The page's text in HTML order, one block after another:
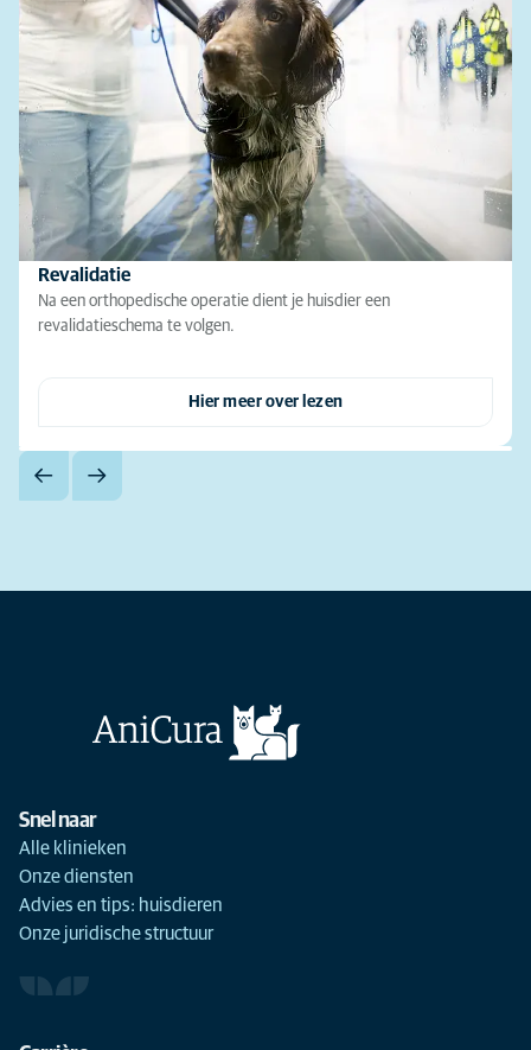
Revalidatie
Na een orthopedische operatie dient je huisdier een
revalidatieschema te volgen.
Hier meer over lezen
Snel naar
Alle klinieken
Onze diensten
Advies en tips: huisdieren
Onze juridische structuur